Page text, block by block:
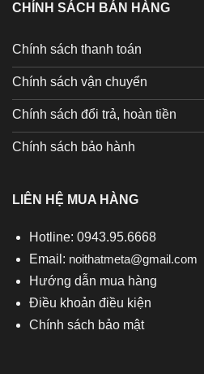
CHÍNH SÁCH BÁN HÀNG
Chính sách thanh toán
Chính sách vận chuyển
Chính sách đổi trả, hoàn tiền
Chính sách bảo hành
LIÊN HỆ MUA HÀNG
Hotline: 0943.95.6668
Email: noithatmeta@gmail.com
Hướng dẫn mua hàng
Điều khoản điều kiện
Chính sách bảo mật